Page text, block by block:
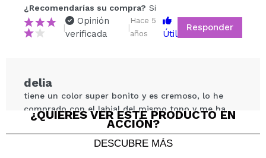
¿Recomendarías su compra? Si No
¿Recomendarías su compra? Si
|
Opinión
verificada
|
Hace 5
años
Útil
Responder
delia
tiene un color super bonito y es cremoso, lo he
comprado con el labial del mismo tono y me ha
sorprendido
¿Recomendarías su compra?Si
¿QUIERES VER ESTE PRODUCTO EN
ACCIÓN?
DESCUBRE MÁS